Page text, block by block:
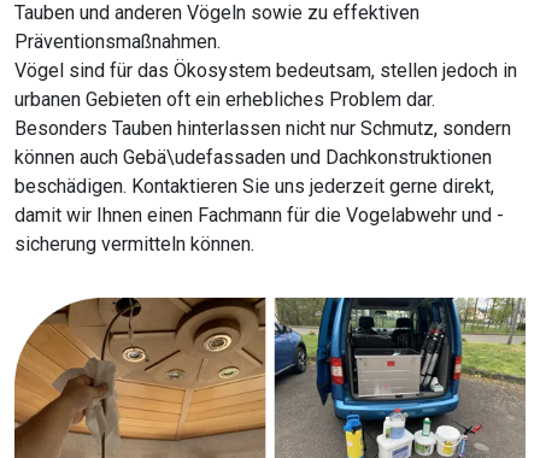
Tauben und anderen Vögeln sowie zu effektiven
Präventionsmaßnahmen.
Vögel sind für das Ökosystem bedeutsam, stellen jedoch in
urbanen Gebieten oft ein erhebliches Problem dar.
Besonders Tauben hinterlassen nicht nur Schmutz, sondern
können auch Gebä\udefassaden und Dachkonstruktionen
beschädigen. Kontaktieren Sie uns jederzeit gerne direkt,
damit wir Ihnen einen Fachmann für die Vogelabwehr und -
sicherung vermitteln können.